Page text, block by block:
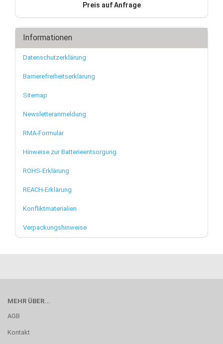
Preis auf Anfrage
Informationen
Datenschutzerklärung
Barrierefreiheitserklärung
Sitemap
Newsletteranmeldung
RMA-Formular
Hinweise zur Batterieentsorgung
ROHS-Erklärung
REACH-Erklärung
Konfliktmaterialien
Verpackungshinweise
MEHR ÜBER...
AGB
Kontakt